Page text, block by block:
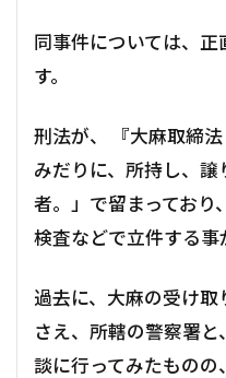
同事件については、
す。
刑法が、 『大麻取締
みだりに、所持し、
者。」で留まっており
検査などで立件する事
過去に、大麻の受け
さえ、所轄の警察署
談に行ってみたものの